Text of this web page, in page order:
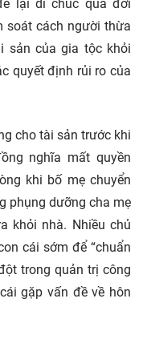
lại di chúc qua đời
soát cách người thừa
sản của gia tộc khỏi
quyết định rủi ro của
cho tài sản trước khi
nghĩa mất quyền
khi bố mẹ chuyển
phụng dưỡng cha mẹ
khỏi nhà. Nhiều chủ
cái sớm để “chuẩn
trong quản trị công
gặp vấn đề về hôn